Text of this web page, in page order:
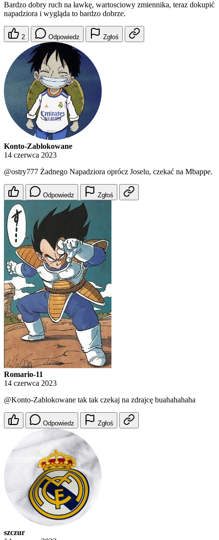
Bardzo dobry ruch na ławkę, wartosciowy zmiennika, teraz dokupić
napadziora i wygląda to bardzo dobrze.
2 Odpowiedz Zgłoś
Konto-Zablokowane
14 czerwca 2023
@ostry777 Żadnego Napadziora oprócz Joselu, czekać na Mbappe.
Odpowiedz Zgłoś
Romario-11
14 czerwca 2023
@Konto-Zablokowane tak tak czekaj na zdrajcę buahahahaha
Odpowiedz Zgłoś
szczur